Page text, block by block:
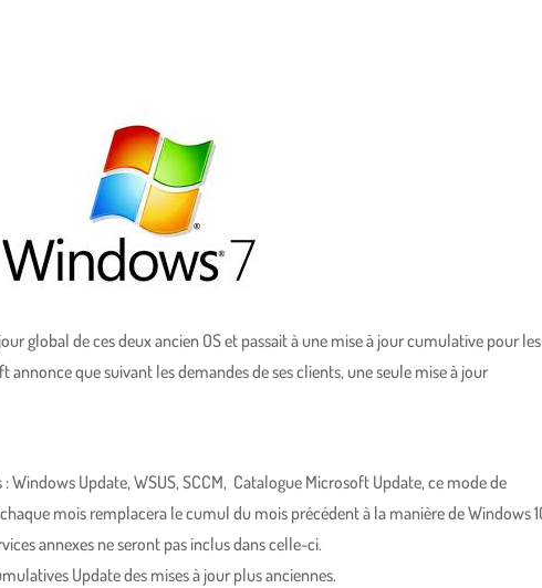
global de ces deux ancien OS et passait à une mise à jour cumulative pour les
que suivant les demandes de ses clients, une seule mise à jour
Windows Update, WSUS, SCCM, Catalogue Microsoft Update, ce mode de
mois remplacera le cumul du mois précédent à la manière de Windows
annexes ne seront pas inclus dans celle-ci.
Update des mises à jour plus anciennes.